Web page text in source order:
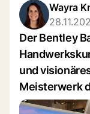
Wayra
Der Bentley
und
Meisterwerk